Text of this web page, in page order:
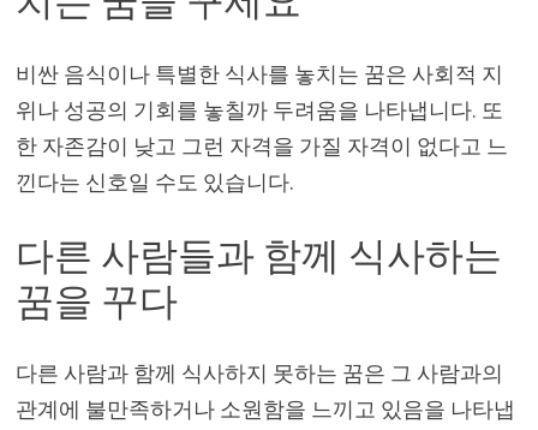
비싼 음식이나 특별한 식사를 놓치는 꿈은 사회적 지
위나 성공의 기회를 놓칠까 두려움을 나타냅니다. 또
한 자존감이 낮고 그런 자격을 가질 자격이 없다고 느
낀다는 신호일 수도 있습니다.
다른 사람들과 함께 식사하는
꿈을 꾸다
다른 사람과 함께 식사하지 못하는 꿈은 그 사람과의
관계에 불만족하거나 소원함을 느끼고 있음을 나타냅